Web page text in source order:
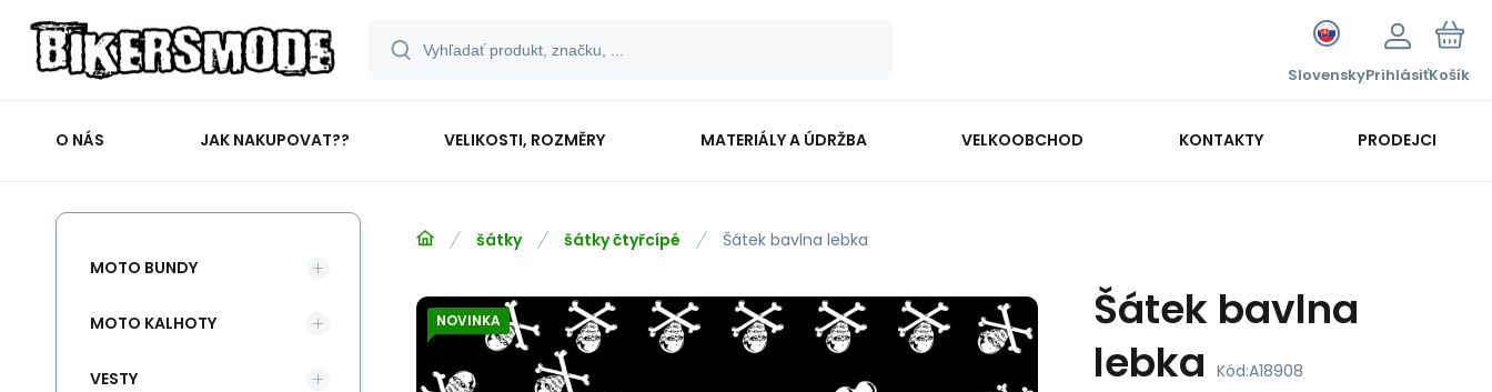
SlovenskyPrihlásiťKošík
O NÁS JAK NAKUPOVAT?? VELIKOSTI, ROZMĚRY MATERIÁLY A ÚDRŽBA VELKOOBCHOD KONTAKTY PRODEJCI
šátky šátky čtyřcípé Šátek bavlna lebka
NOVINKA
Šátek bavlna
lebka Kód:A18908
MOTO BUNDY
MOTO KALHOTY
VESTY